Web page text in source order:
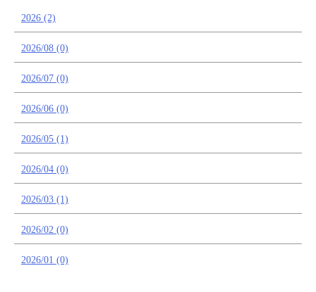
2026 (2)
2026/08 (0)
2026/07 (0)
2026/06 (0)
2026/05 (1)
2026/04 (0)
2026/03 (1)
2026/02 (0)
2026/01 (0)